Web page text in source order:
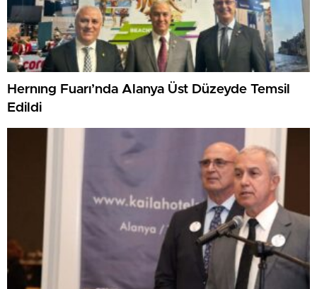
Hernıng Fuarı’nda Alanya Üst Düzeyde Temsil
Edildi